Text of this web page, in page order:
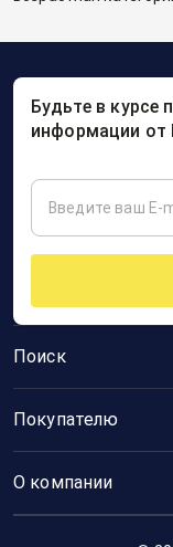
Поиск
Покупателю
О компании
Будьте в курсе
информации